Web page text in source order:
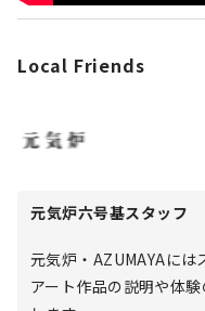
Local Friends
元気炉六号基スタッフ
元気炉・AZUMAYAには
アート作品の説明や体